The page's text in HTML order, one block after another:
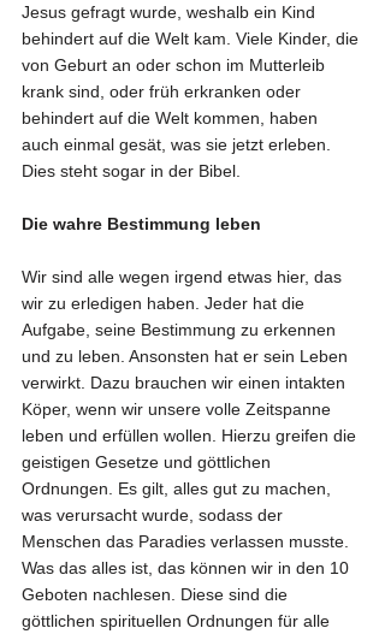
Jesus gefragt wurde, weshalb ein Kind
behindert auf die Welt kam. Viele Kinder, die
von Geburt an oder schon im Mutterleib
krank sind, oder früh erkranken oder
behindert auf die Welt kommen, haben
auch einmal gesät, was sie jetzt erleben.
Dies steht sogar in der Bibel.
Die wahre Bestimmung leben
Wir sind alle wegen irgend etwas hier, das
wir zu erledigen haben. Jeder hat die
Aufgabe, seine Bestimmung zu erkennen
und zu leben. Ansonsten hat er sein Leben
verwirkt. Dazu brauchen wir einen intakten
Köper, wenn wir unsere volle Zeitspanne
leben und erfüllen wollen. Hierzu greifen die
geistigen Gesetze und göttlichen
Ordnungen. Es gilt, alles gut zu machen,
was verursacht wurde, sodass der
Menschen das Paradies verlassen musste.
Was das alles ist, das können wir in den 10
Geboten nachlesen. Diese sind die
göttlichen spirituellen Ordnungen für alle